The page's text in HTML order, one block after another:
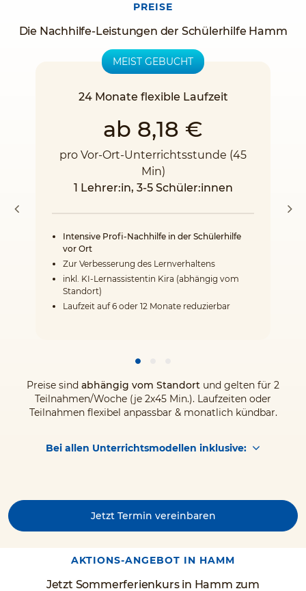
PREISE
Die Nachhilfe-Leistungen der Schülerhilfe Hamm
MEIST GEBUCHT
24 Monate flexible Laufzeit
ab 8,18 €
pro Vor-Ort-Unterrichtsstunde (45
Min)
1 Lehrer:in, 3-5 Schüler:innen
Intensive Profi-Nachhilfe in der Schülerhilfe
vor Ort
Zur Verbesserung des Lernverhaltens
inkl. KI-Lernassistentin Kira (abhängig vom
Standort)
Laufzeit auf 6 oder 12 Monate reduzierbar
Preise sind abhängig vom Standort und gelten für 2
Teilnahmen/Woche (je 2x45 Min.). Laufzeiten oder
Teilnahmen flexibel anpassbar & monatlich kündbar.
Bei allen Unterrichtsmodellen inklusive:
Jetzt Termin vereinbaren
AKTIONS-ANGEBOT IN HAMM
Jetzt Sommerferienkurs in Hamm zum